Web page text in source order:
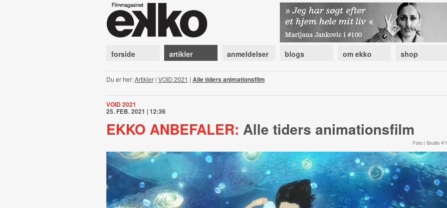
forside artikler anmeldelser blogs om ekko shop
Du er her:Artikler| VOID 2021 | Alle tiders animationsfilm
VOID 2021
25. FEB. 2021 | 12:36
EKKO ANBEFALER: Alle tiders animationsfilm
Foto | Studio